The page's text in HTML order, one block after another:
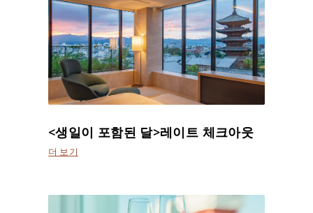
<생일이 포함된 달>레이트 체크아웃
더 보기